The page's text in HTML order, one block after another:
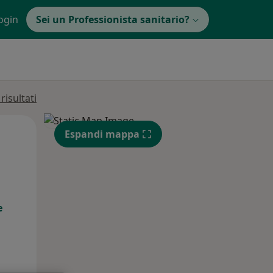
Sei un Professionista sanitario?
Mer, Gio,
13 Ago
Espandi mappa